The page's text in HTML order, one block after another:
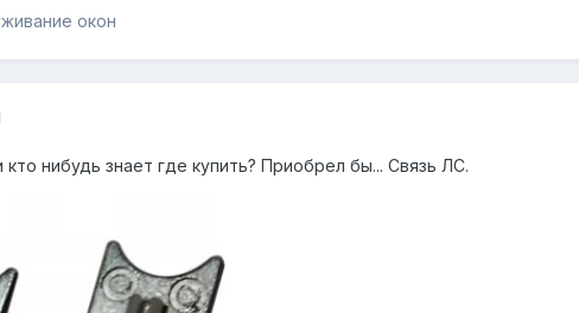
окон
нибудь знает где купить? Приобрел бы... Связь ЛС.